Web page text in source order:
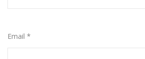
Email *